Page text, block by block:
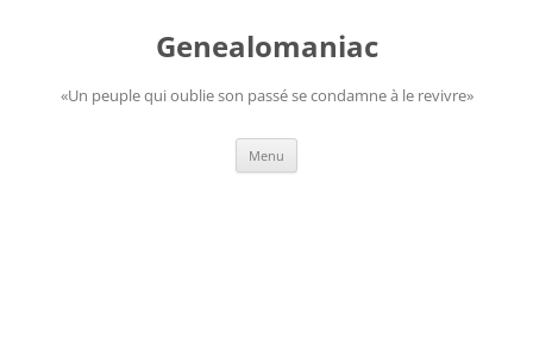
Genealomaniac
«Un peuple qui oublie son passé se condamne à le revivre»
Menu